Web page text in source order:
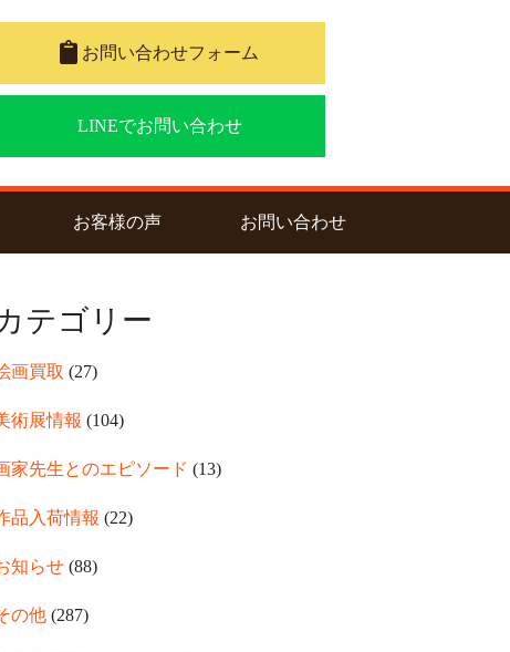
お問い合わせフォーム
LINEでお問い合わせ
お客様の声 お問い合わせ
テゴリー
画買取 (27)
術展情報 (104)
家先生とのエピソード (13)
品入荷情報 (22)
知らせ (88)
の他 (287)